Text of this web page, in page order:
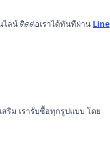
ไลน์ ติดต่อเราได้ทันทีผ่าน Line
ริม เรารับซื้อทุกรูปแบบ โดย